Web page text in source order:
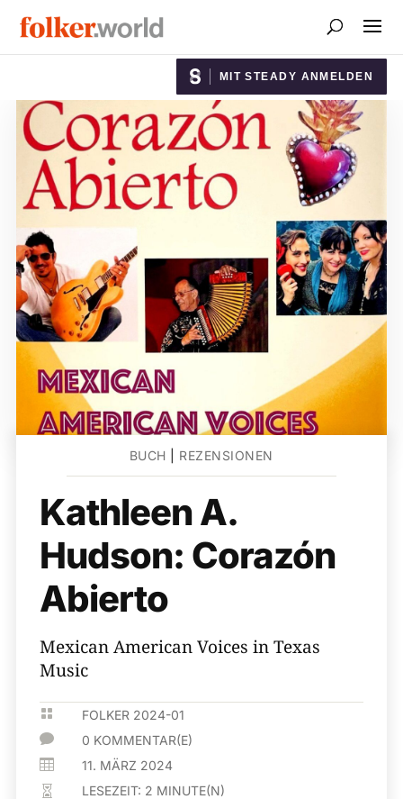
MIT STEADY ANMELDEN
BUCH REZENSIONEN
Kathleen A.
Hudson: Corazón
Abierto
Mexican American Voices in Texas
Music
 FOLKER 2024-01
 0 KOMMENTAR(E)
 11. MÄRZ 2024
 LESEZEIT: 2 MINUTE(N)